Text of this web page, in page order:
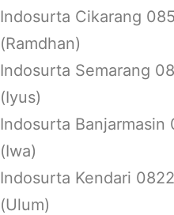
Indosurta Cikarang
(Ramdhan)
Indosurta Semarang
(Iyus)
Indosurta
(Iwa)
Indosurta Kendari
(Ulum)